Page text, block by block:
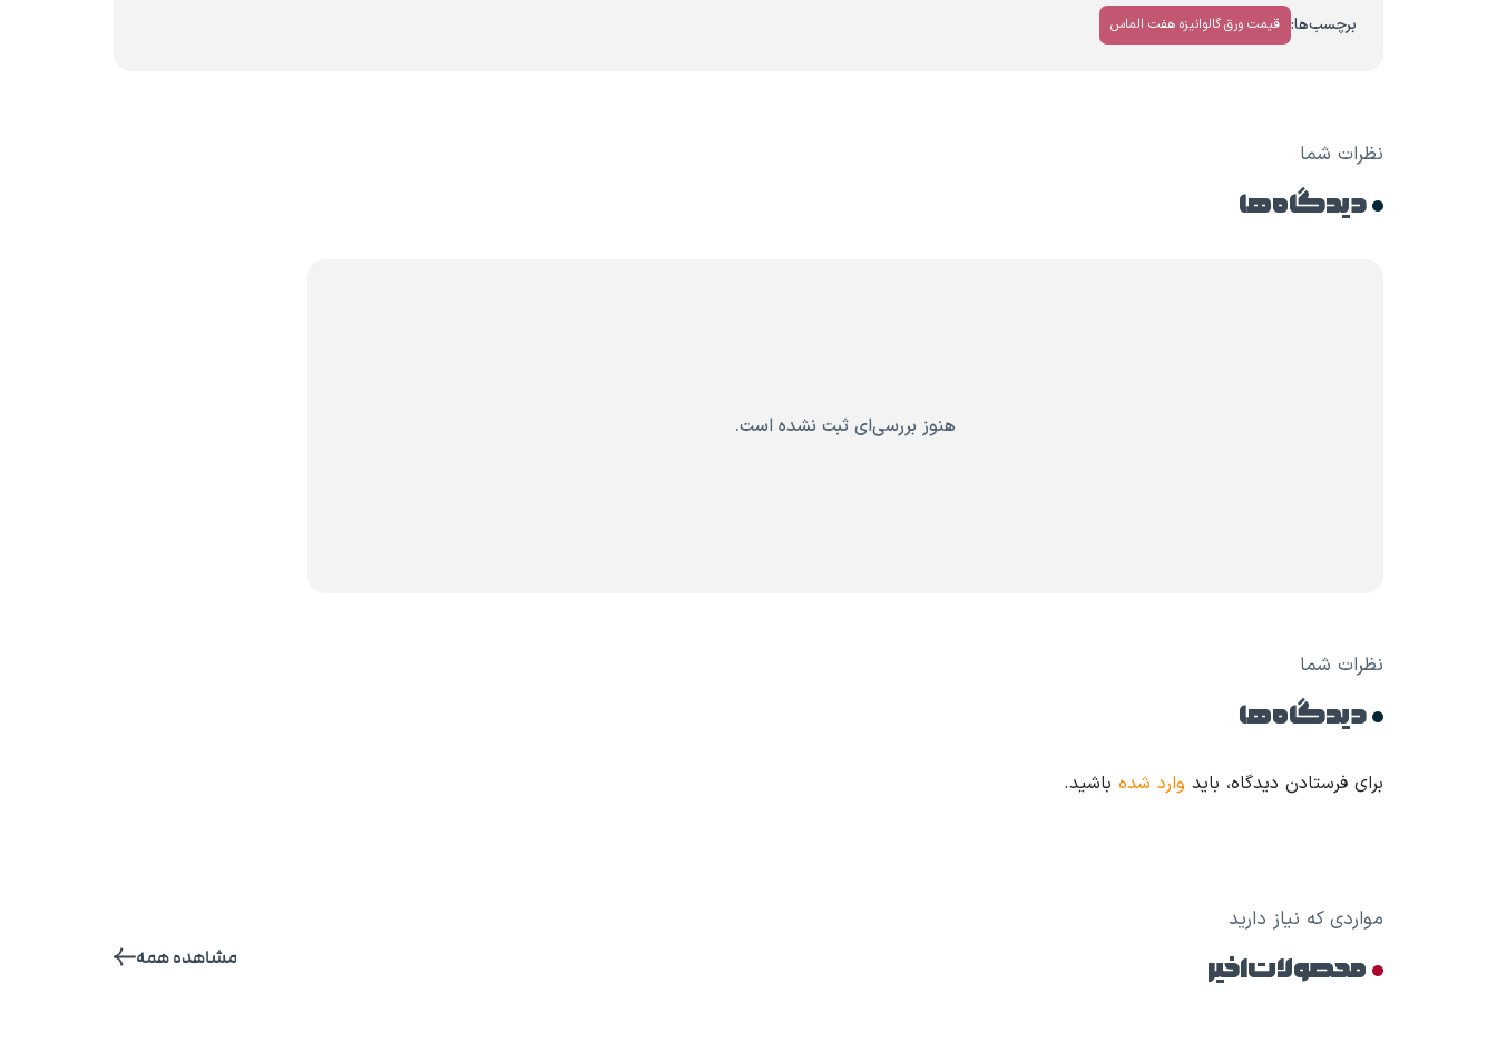
برچسب‌ها: قیمت ورق گالوانیزه هفت الماس
نظرات شما
دیدگاه ها
هنوز بررسی‌ای ثبت نشده است.
نظرات شما
دیدگاه ها
برای فرستادن دیدگاه، باید وارد شده باشید.
مواردی که نیاز دارید
محصولات اخیر مشاهده همه